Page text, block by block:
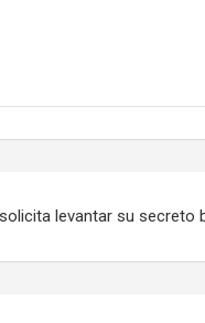
levantar su secreto